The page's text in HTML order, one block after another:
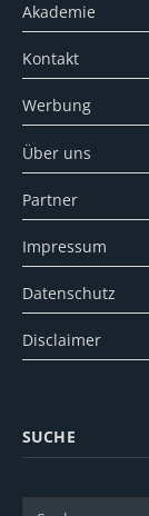
Akademie
Kontakt
Werbung
Über uns
Partner
Impressum
Datenschutz
Disclaimer
SUCHE